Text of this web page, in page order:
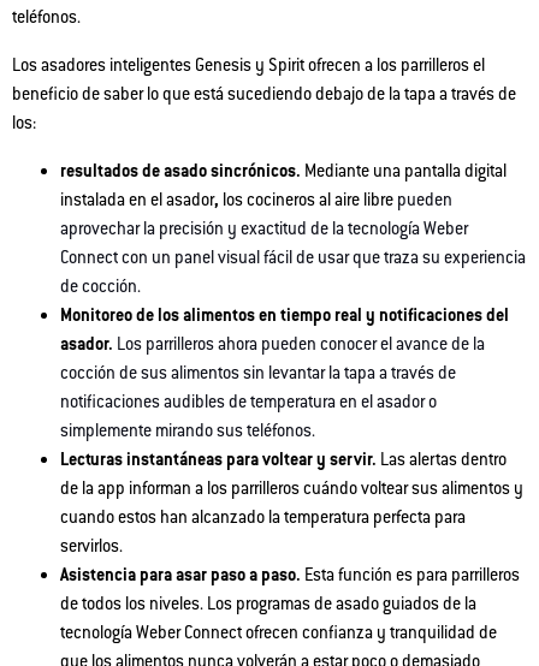
teléfonos.
Los asadores inteligentes Genesis y Spirit ofrecen a los parrilleros el
beneficio de saber lo que está sucediendo debajo de la tapa a través de
los:
resultados de asado sincrónicos. Mediante una pantalla digital
instalada en el asador, los cocineros al aire libre pueden
aprovechar la precisión y exactitud de la tecnología Weber
Connect con un panel visual fácil de usar que traza su experiencia
de cocción.
Monitoreo de los alimentos en tiempo real y notificaciones del
asador. Los parrilleros ahora pueden conocer el avance de la
cocción de sus alimentos sin levantar la tapa a través de
notificaciones audibles de temperatura en el asador o
simplemente mirando sus teléfonos.
Lecturas instantáneas para voltear y servir. Las alertasdentro
de la app informan a los parrilleros cuándo voltear sus alimentos y
cuando estos han alcanzado la temperatura perfecta para
servirlos.
Asistencia para asar paso a paso. Esta función es para parrilleros
de todos los niveles. Los programas de asado guiados de la
tecnología Weber Connect ofrecen confianza y tranquilidad de
que los alimentos nunca volverán a estar poco o demasiado